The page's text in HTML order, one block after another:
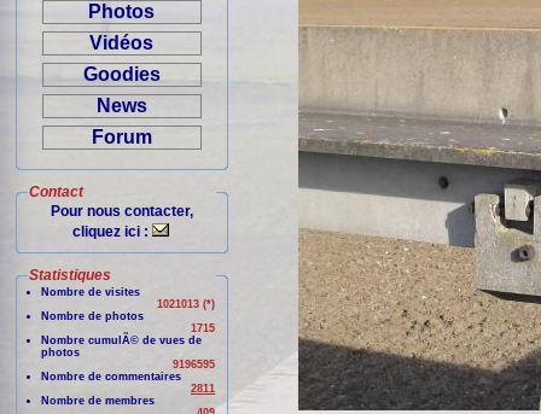
Photos
Vidéos
Goodies
News
Forum
Contact
Pour nous contacter,
cliquez ici :
Statistiques
Nombre de visites
1021013 (*)
Nombre de photos
1715
Nombre cumulÃ© de vues de
photos
9196595
Nombre de commentaires
2811
Nombre de membres